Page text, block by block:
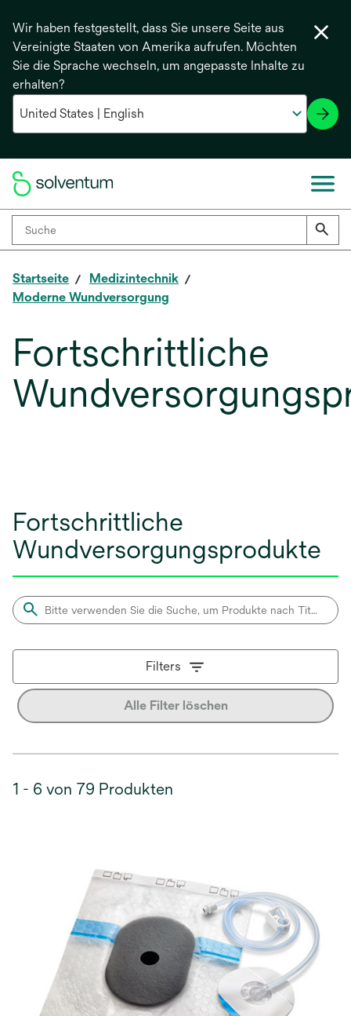
Wir haben festgestellt, dass Sie unsere Seite aus
Vereinigte Staaten von Amerika aufrufen. Möchten
Sie die Sprache wechseln, um angepasste Inhalte zu
erhalten?
Startseite
Medizintechnik
Moderne Wundversorgung
Fortschrittliche
Fortschrittliche
Wundversorgungsprodukte
Filters
Alle Filter löschen
1 - 6 von 79 Produkten